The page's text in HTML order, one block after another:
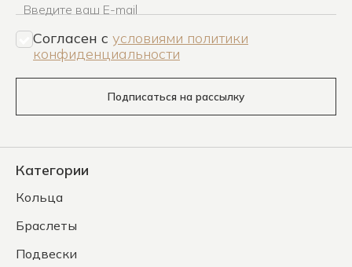
Введите ваш E-mail
Согласен c условиями политики
конфиденциальности
Подписаться на рассылку
Категории
Кольца
Браслеты
Подвески